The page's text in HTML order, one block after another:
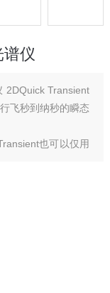
仪
2DQuick Transient
飞秒到纳秒的瞬态
也可以仅用